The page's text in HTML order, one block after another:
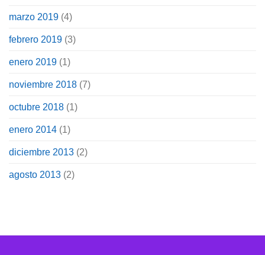
marzo 2019 (4)
febrero 2019 (3)
enero 2019 (1)
noviembre 2018 (7)
octubre 2018 (1)
enero 2014 (1)
diciembre 2013 (2)
agosto 2013 (2)